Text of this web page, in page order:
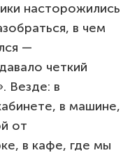
насторожились
в чем
—
четкий
Везде: в
в машине,
от
в кафе, где мы